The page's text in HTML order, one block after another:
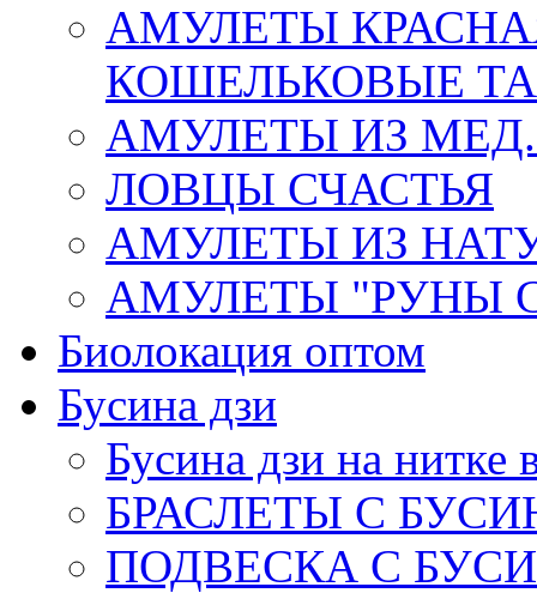
АМУЛЕТЫ
КОШЕЛЬКОВЫЕ
АМУЛЕТЫ ИЗ
ЛОВЦЫ СЧАСТЬЯ
АМУЛЕТЫ ИЗ
АМУЛЕТЫ "РУНЫ
Биолокация оптом
Бусина дзи
Бусина дзи на нитке
БРАСЛЕТЫ С
ПОДВЕСКА С